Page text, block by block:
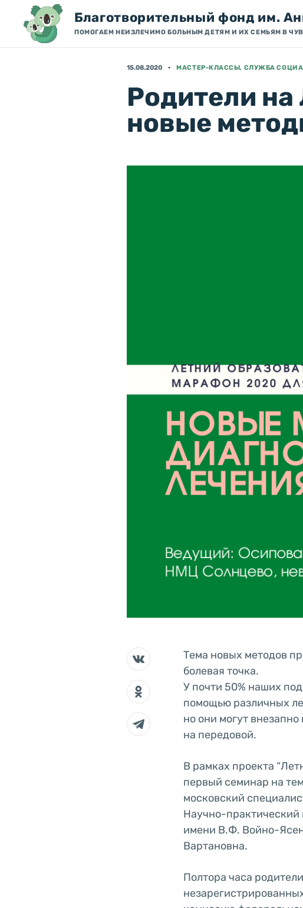
Благотворительный фонд им.
ПОМОГАЕМ НЕИЗЛЕЧИМО БОЛЬНЫМ ДЕТЯМ И ИХ СЕМЬЯМ В
15.08.2020 МАСТЕР-КЛАССЫ, СЛУЖБА
Родители
новые
Тема новых методов
болевая точка.
У почти 50% наших
помощью различных
но они могут
на передовой.
В рамках проекта
первый семинар на
московский
Научно-
имени В.Ф. Войно-
Вартановна.
Полтора часа